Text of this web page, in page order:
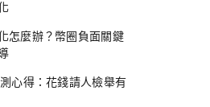
怎麼辦？幣圈負面關鍵
心得：花錢請人檢舉有